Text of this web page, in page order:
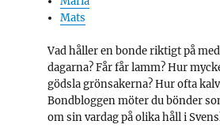
Mats
Vad håller en bonde riktigt på
dagarna? Får får lamm? Hur
gödsla grönsakerna? Hur ofta
Bondbloggen möter du bönder
om sin vardag på olika håll i